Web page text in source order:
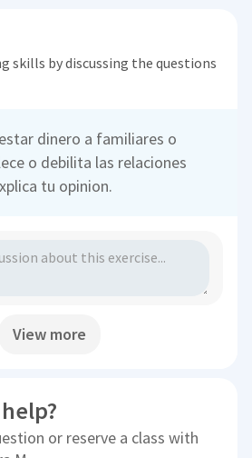
skills by discussing the questions
dinero a familiares o
o debilita las relaciones
tu opinion.
View more
or reserve a class with